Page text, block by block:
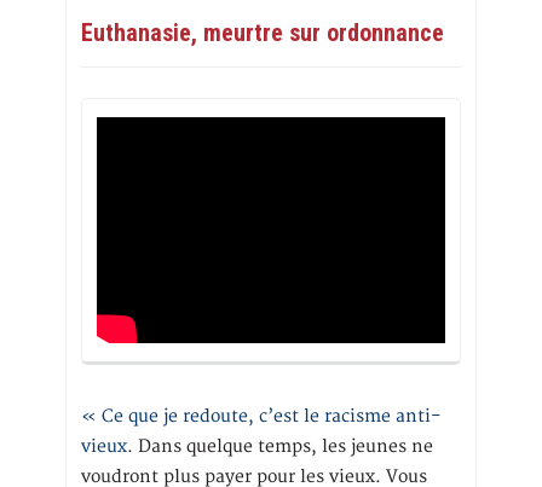
Euthanasie, meurtre sur ordonnance
« Ce que je redoute, c’est le racisme anti-
vieux. Dans quelque temps, les jeunes ne
voudront plus payer pour les vieux. Vous